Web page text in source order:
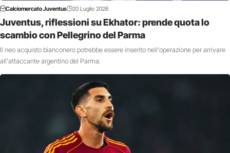
Calciomercato Juventus 20 Luglio 2026
Juventus, riflessioni su Ekhator: prende quota lo
scambio con Pellegrino del Parma
Il neo acquisto bianconero potrebbe essere inserito nell'operazione per arrivare
all'attaccante argentino del Parma.